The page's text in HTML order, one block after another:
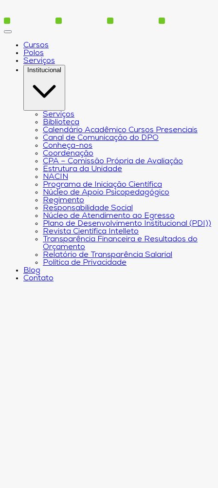
Cursos
Polos
Serviços
Institucional
Serviços
Biblioteca
Calendário Acadêmico Cursos Presenciais
Canal de Comunicação do DPO
Conheça-nos
Coordenação
CPA – Comissão Própria de Avaliação
Estrutura da Unidade
NACIN
Programa de Iniciação Científica
Núcleo de Apoio Psicopedagógico
Regimento
Responsabilidade Social
Núcleo de Atendimento ao Egresso
Plano de Desenvolvimento Institucional (PDI))
Revista Científica Intelleto
Transparência Financeira e Resultados do
Orçamento
Relatório de Transparência Salarial
Política de Privacidade
Blog
Contato